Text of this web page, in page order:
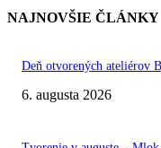
NAJNOVŠIE ČLÁNKY
Deň otvorených ateliérov
6. augusta 2026